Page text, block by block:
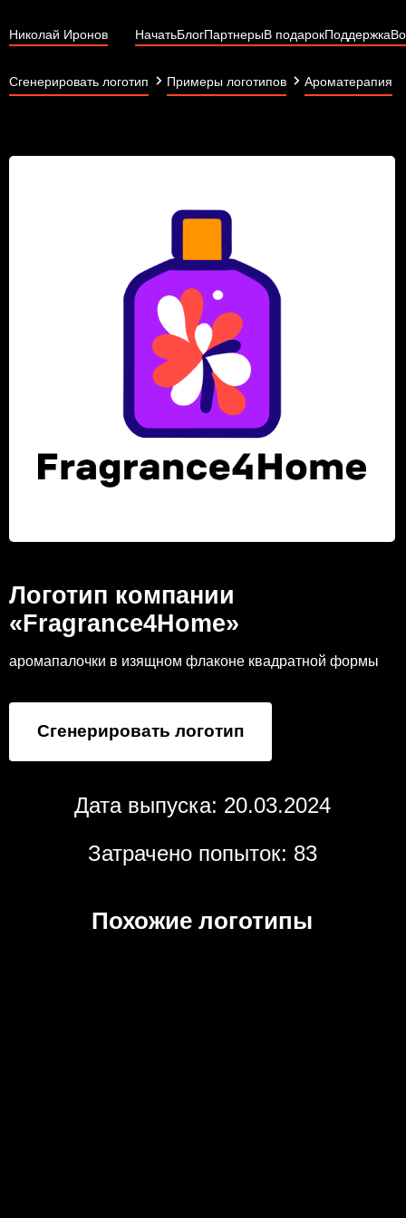
Николай Иронов НачатьБлогПартнерыВ подарокПоддержка
Сгенерировать логотип Примеры логотипов Ароматерапия
Логотип компании
«Fragrance4Home»
аромапалочки в изящном флаконе квадратной формы
Сгенерировать логотип
Дата выпуска: 20.03.2024
Затрачено попыток: 83
Похожие логотипы